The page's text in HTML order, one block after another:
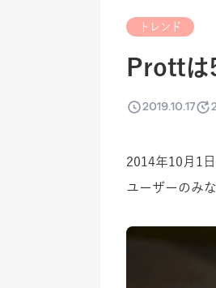
トレンド
Prottは
2019.10.17
2014年10月1
ユーザーのみ